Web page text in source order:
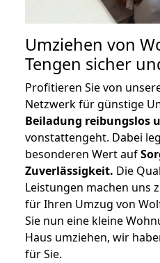
Umziehen von
Tengen sicher
Profitieren Sie von
Netzwerk für günstige
Beiladung reibungslos
vonstattengeht. Dabei
besonderen Wert auf
Zuverlässigkeit. Die
Leistungen machen uns
für Ihren Umzug von
Sie nun eine kleine
Haus umziehen, wir
für Sie.